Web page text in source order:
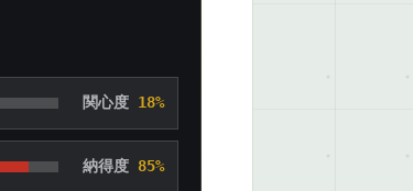
関心度 18%
納得度 85%